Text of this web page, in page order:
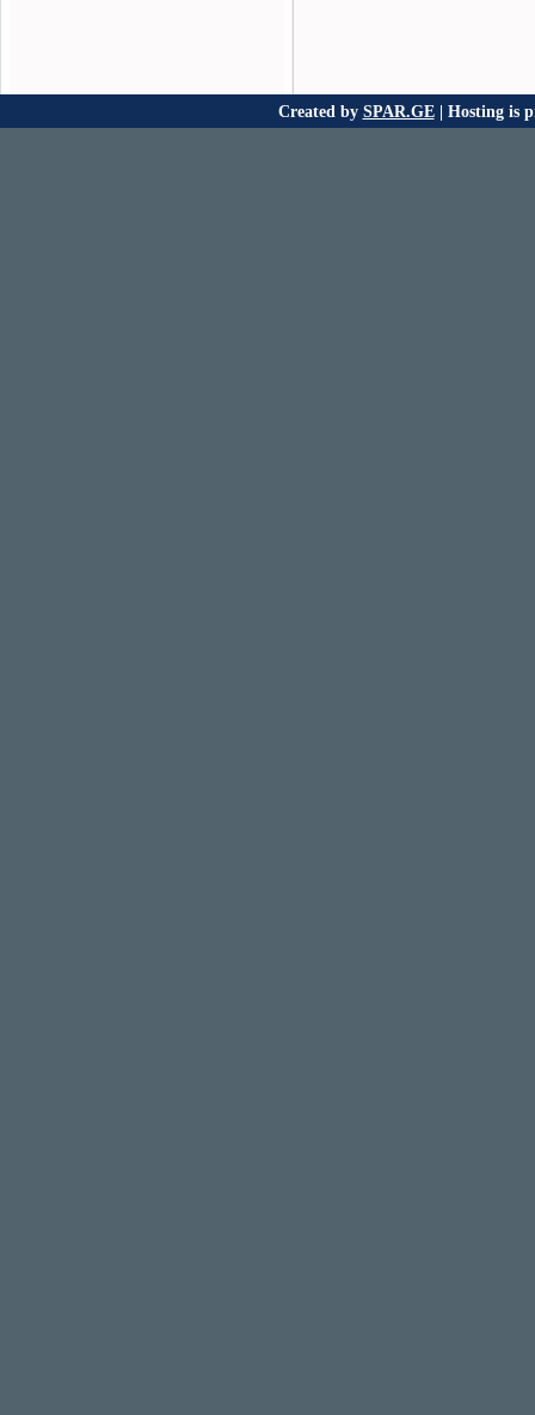
Created by SPAR.GE| Hosting is